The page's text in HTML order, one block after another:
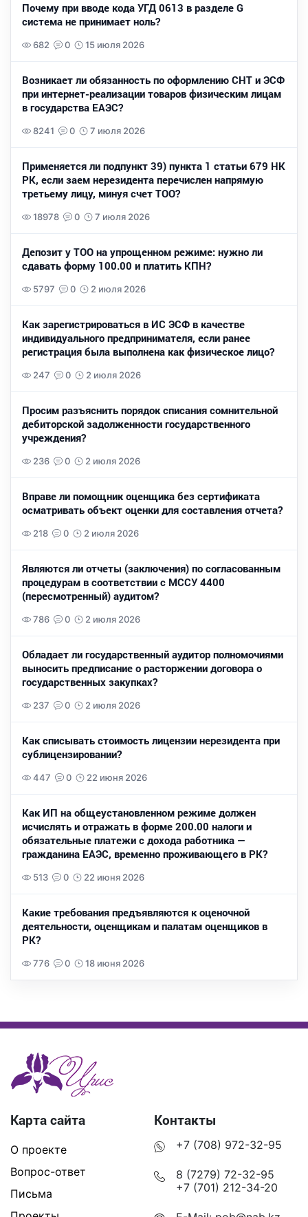
Почему при вводе кода УГД 0613 в разделе G
система не принимает ноль?
682 0 15 июля 2026
Возникает ли обязанность по оформлению СНТ и ЭСФ
при интернет-реализации товаров физическим лицам
в государства ЕАЭС?
8241 0 7 июля 2026
Применяется ли подпункт 39) пункта 1 статьи 679 НК
РК, если заем нерезидента перечислен напрямую
третьему лицу, минуя счет ТОО?
18978 0 7 июля 2026
Депозит у ТОО на упрощенном режиме: нужно ли
сдавать форму 100.00 и платить КПН?
5797 0 2 июля 2026
Как зарегистрироваться в ИС ЭСФ в качестве
индивидуального предпринимателя, если ранее
регистрация была выполнена как физическое лицо?
247 0 2 июля 2026
Просим разъяснить порядок списания сомнительной
дебиторской задолженности государственного
учреждения?
236 0 2 июля 2026
Вправе ли помощник оценщика без сертификата
осматривать объект оценки для составления отчета?
218 0 2 июля 2026
Являются ли отчеты (заключения) по согласованным
процедурам в соответствии с МССУ 4400
(пересмотренный) аудитом?
786 0 2 июля 2026
Обладает ли государственный аудитор полномочиями
выносить предписание о расторжении договора о
государственных закупках?
237 0 2 июля 2026
Как списывать стоимость лицензии нерезидента при
сублицензировании?
447 0 22 июня 2026
Как ИП на общеустановленном режиме должен
исчислять и отражать в форме 200.00 налоги и
обязательные платежи с дохода работника —
гражданина ЕАЭС, временно проживающего в РК?
513 0 22 июня 2026
Какие требования предъявляются к оценочной
деятельности, оценщикам и палатам оценщиков в
РК?
776 0 18 июня 2026
Карта сайта
О проекте
Вопрос-ответ
Письма
Контакты
+7 (708) 972-32-95
8 (7279) 72-32-95
+7 (701) 212-34-20